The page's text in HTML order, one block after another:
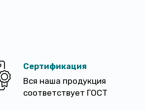
Сертификация
Вся наша продукция
соответствует ГОСТ